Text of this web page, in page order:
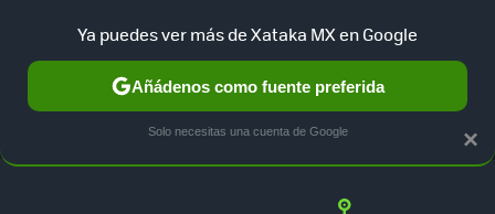
GUÍA DE COMPRAS MERCADO LIBRE ×
Ya puedes ver más de Xataka MX en Google
Añádenos como fuente preferida
Solo necesitas una cuenta de Google